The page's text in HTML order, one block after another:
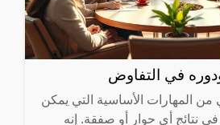
في التفاوض
من المهارات الأساسية التي يمكن
نتائج أي حوار أو صفقة. إنه